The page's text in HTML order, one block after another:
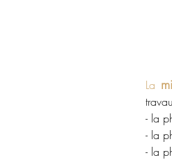
La
- la
- la
- la